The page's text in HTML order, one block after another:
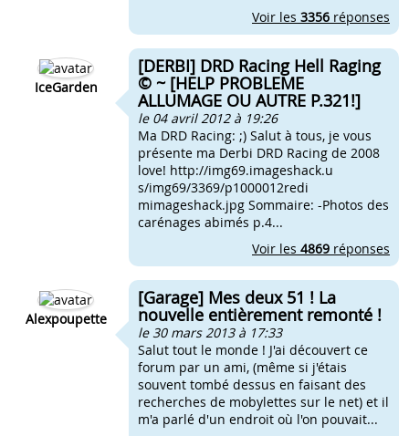
Voir les 3356 réponses
IceGarden
[DERBI] DRD Racing Hell Raging
© ~ [HELP PROBLEME
ALLUMAGE OU AUTRE P.321!]
le 04 avril 2012 à 19:26
Ma DRD Racing: ;) Salut à tous, je vous
présente ma Derbi DRD Racing de 2008
love! http://img69.imageshack.u
s/img69/3369/p1000012redi
mimageshack.jpg Sommaire: -Photos des
carénages abimés p.4...
Voir les 4869 réponses
Alexpoupette
[Garage] Mes deux 51 ! La
nouvelle entièrement remonté !
le 30 mars 2013 à 17:33
Salut tout le monde ! J'ai découvert ce
forum par un ami, (même si j'étais
souvent tombé dessus en faisant des
recherches de mobylettes sur le net) et il
m'a parlé d'un endroit où l'on pouvait...